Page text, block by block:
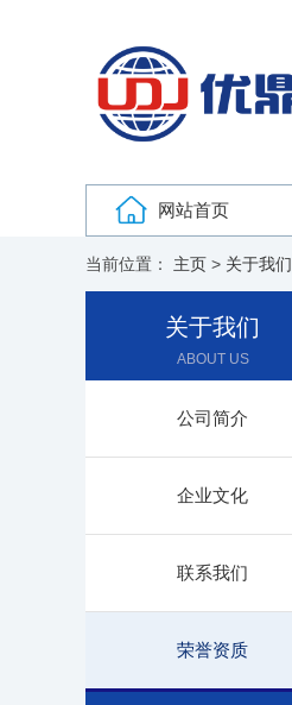
网站首页
当前位置： 主页 > 关于我们
关于我们
ABOUT US
公司简介
企业文化
联系我们
荣誉资质